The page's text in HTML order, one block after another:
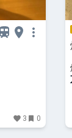
3 0